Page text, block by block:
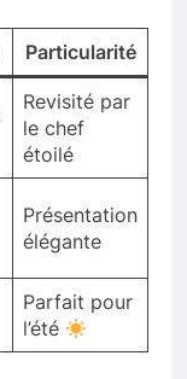
Particularité
Revisité par
le chef
étoilé
Présentation
élégante
Parfait pour
l’été